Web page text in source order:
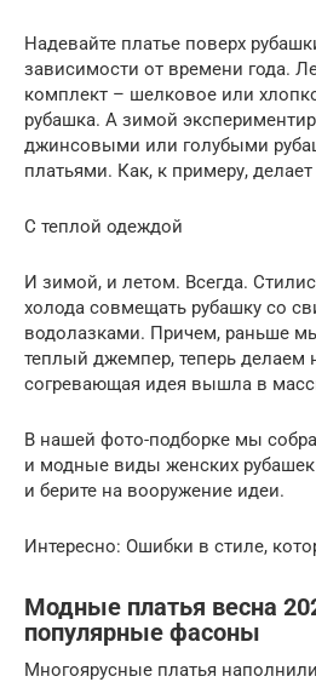
Надевайте платье поверх
зависимости от времени года.
комплект – шелковое или
рубашка. А зимой
джинсовыми или голубыми
платьями. Как, к примеру,
С теплой одеждой
И зимой, и летом. Всегда.
холода совмещать рубашку со
водолазками. Причем, раньше
теплый джемпер, теперь делаем
согревающая идея вышла в
В нашей фото-подборке мы
и модные виды женских рубашек
и берите на вооружение идеи.
Интересно: Ошибки в стиле,
Модные платья весна
популярные фасоны
Многоярусные платья